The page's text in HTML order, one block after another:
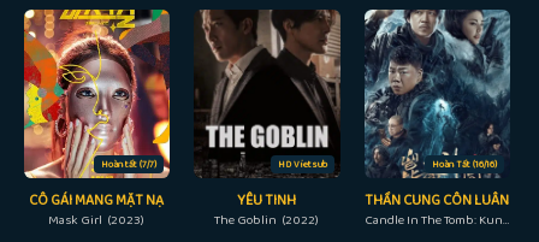
Hoàn tất (7/7)
CÔ GÁI MANG MẶT NẠ
Mask Girl (2023)
HD Vietsub
YÊU TINH
The Goblin (2022)
Hoàn Tất (16/16)
THẦN CUNG CÔN LUÂN
Candle In The Tomb: Kunlun Tomb (2022)